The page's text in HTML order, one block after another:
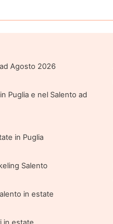
Agosto 2026
Puglia e nel Salento ad
in Puglia
Salento
in estate